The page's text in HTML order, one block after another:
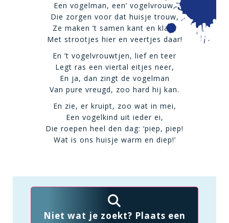
Een vogelman, een’ vogelvrouw,
Die zorgen voor dat huisje trouw,
Ze maken ’t samen kant en klaar
Met strootjes hier en veertjes daar!
En ’t vogelvrouwtjen, lief en teer
Legt ras een viertal eitjes neer,
En ja, dan zingt de vogelman
Van pure vreugd, zoo hard hij kan.
En zie, er kruipt, zoo wat in mei,
Een vogelkind uit ieder ei,
Die roepen heel den dag: ‘piep, piep!
Wat is ons huisje warm en diep!’
Niet wat je zoekt? Plaats een